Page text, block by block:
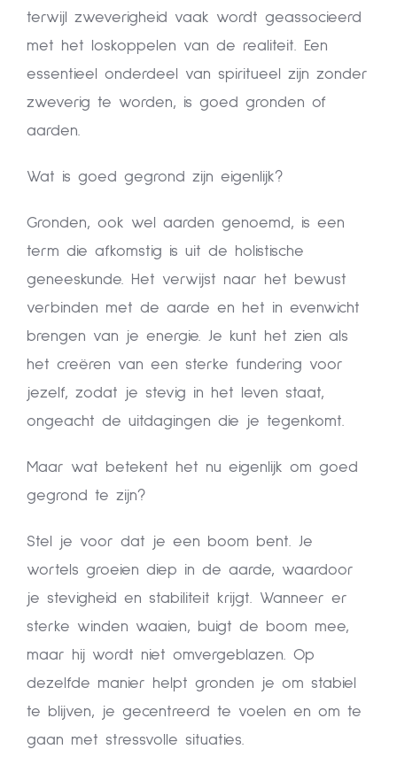
terwijl zweverigheid vaak wordt geassocieerd
met het loskoppelen van de realiteit. Een
essentieel onderdeel van spiritueel zijn zonder
zweverig te worden, is goed gronden of
aarden.
Wat is goed gegrond zijn eigenlijk?
Gronden, ook wel aarden genoemd, is een
term die afkomstig is uit de holistische
geneeskunde. Het verwijst naar het bewust
verbinden met de aarde en het in evenwicht
brengen van je energie. Je kunt het zien als
het creëren van een sterke fundering voor
jezelf, zodat je stevig in het leven staat,
ongeacht de uitdagingen die je tegenkomt.
Maar wat betekent het nu eigenlijk om goed
gegrond te zijn?
Stel je voor dat je een boom bent. Je
wortels groeien diep in de aarde, waardoor
je stevigheid en stabiliteit krijgt. Wanneer er
sterke winden waaien, buigt de boom mee,
maar hij wordt niet omvergeblazen. Op
dezelfde manier helpt gronden je om stabiel
te blijven, je gecentreerd te voelen en om te
gaan met stressvolle situaties.